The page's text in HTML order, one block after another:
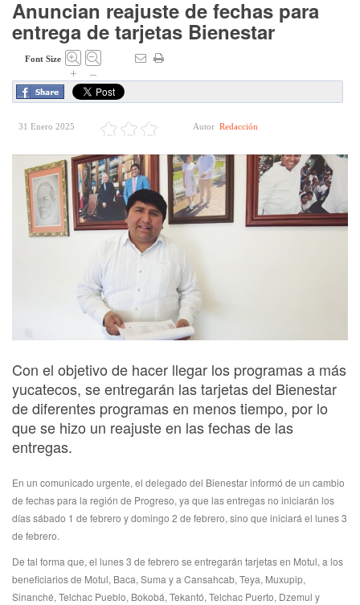
Anuncian reajuste de fechas para
entrega de tarjetas Bienestar
Font Size
+ –
31 Enero 2025 Autor Redacción
Con el objetivo de hacer llegar los programas a más
yucatecos, se entregarán las tarjetas del Bienestar
de diferentes programas en menos tiempo, por lo
que se hizo un reajuste en las fechas de las
entregas.
En un comunicado urgente, el delegado del Bienestar informó de un cambio
de fechas para la región de Progreso, ya que las entregas no iniciarán los
días sábado 1 de febrero y domingo 2 de febrero, sino que iniciará el lunes 3
de febrero.
De tal forma que, el lunes 3 de febrero se entregarán tarjetas en Motul, a los
beneficiarios de Motul, Baca, Suma y a Cansahcab, Teya, Muxupip,
Sinanché, Telchac Pueblo, Bokobá, Tekantó, Telchac Puerto, Dzemul y